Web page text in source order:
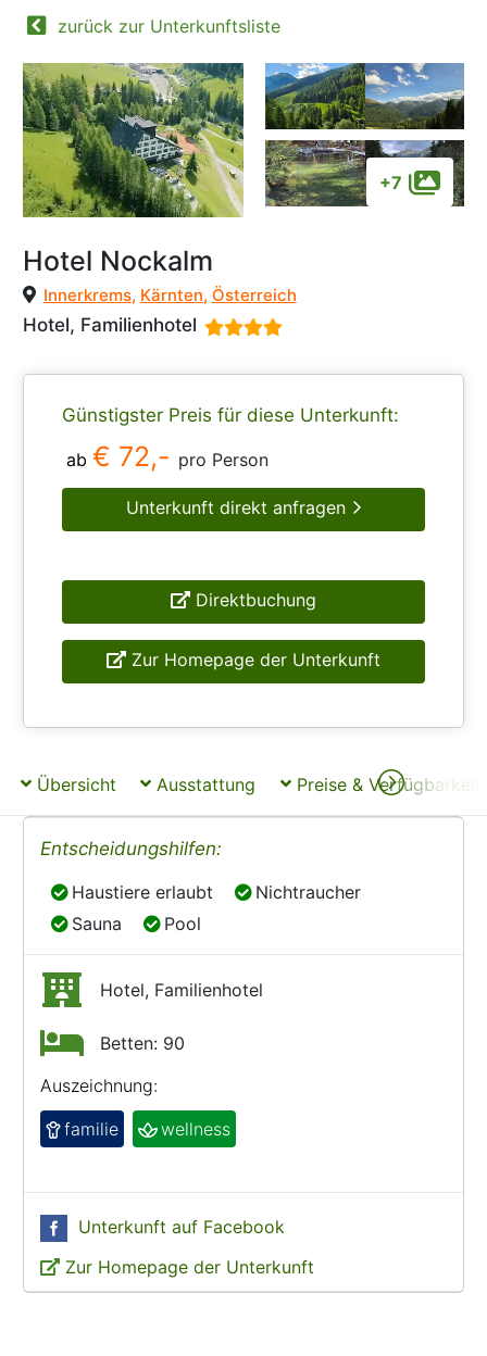
zurück zur Unterkunftsliste
+7
Hotel Nockalm
Innerkrems, Kärnten, Österreich
Hotel, Familienhotel
Günstigster Preis für diese Unterkunft:
ab € 72,- pro Person
Unterkunft direkt anfragen
Direktbuchung
Zur Homepage der Unterkunft
Übersicht Ausstattung Preise & Verfügbarkeit
Entscheidungshilfen:
Haustiere erlaubt
Haustiere erlaubt Nichtraucher
Nichtraucher
Sauna
Sauna Pool
Pool
Hotel, Familienhotel
Betten: 90
Auszeichnung:
familie
wellness
Unterkunft auf Facebook
Zur Homepage der Unterkunft